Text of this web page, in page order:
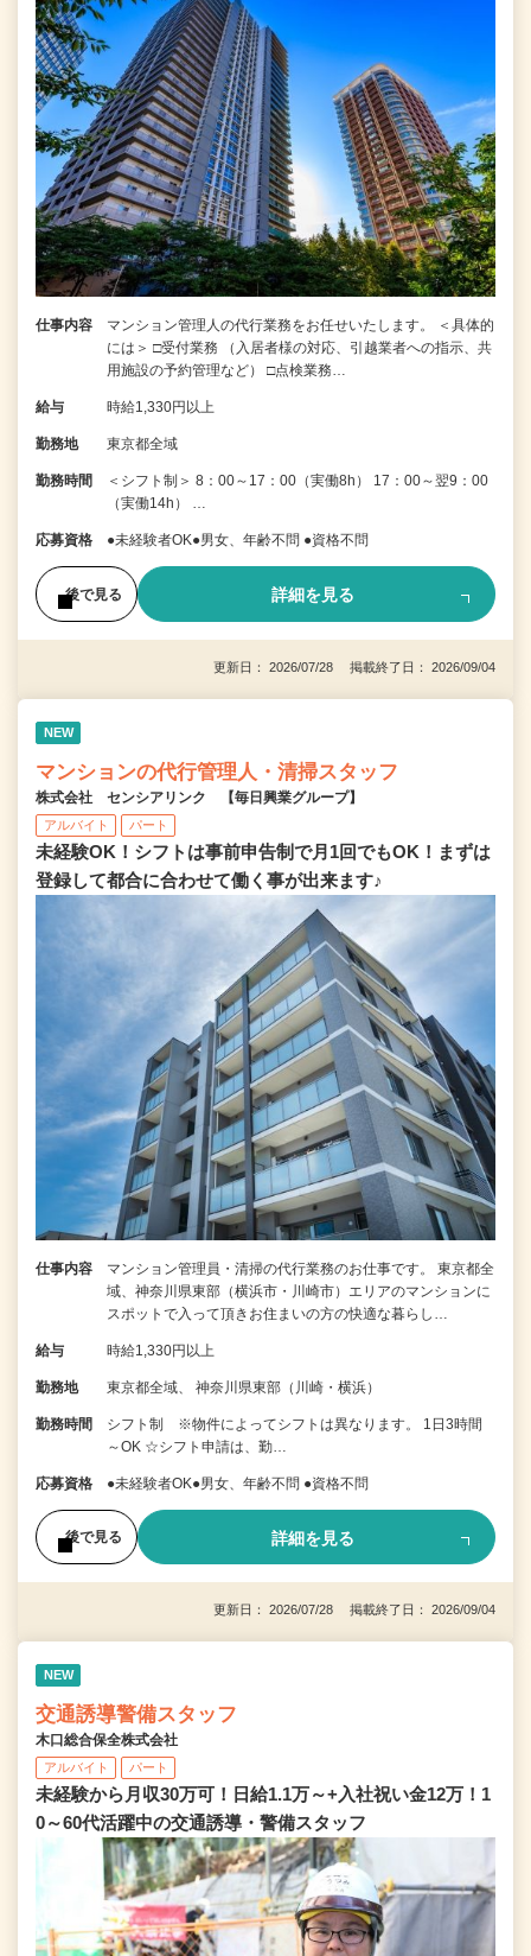
仕事内容
マンション管理人の代行業務をお任せいたします。 ＜具体的
には＞ □受付業務 （入居者様の対応、引越業者への指示、共
用施設の予約管理など） □点検業務…
給与 時給1,330円以上
勤務地 東京都全域
勤務時間
＜シフト制＞ 8：00～17：00（実働8h） 17：00～翌9：00
（実働14h） …
応募資格 ●未経験者OK●男女、年齢不問 ●資格不問
後で見る 詳細を見る
更新日： 2026/07/28 掲載終了日： 2026/09/04
NEW
マンションの代行管理人・清掃スタッフ
株式会社 センシアリンク 【毎日興業グループ】
アルバイト パート
未経験OK！シフトは事前申告制で月1回でもOK！まずは
登録して都合に合わせて働く事が出来ます♪
仕事内容
マンション管理員・清掃の代行業務のお仕事です。 東京都全
域、神奈川県東部（横浜市・川崎市）エリアのマンションに
スポットで入って頂きお住まいの方の快適な暮らし…
給与 時給1,330円以上
勤務地 東京都全域、 神奈川県東部（川崎・横浜）
勤務時間
シフト制 ※物件によってシフトは異なります。 1日3時間
～OK ☆シフト申請は、勤…
応募資格 ●未経験者OK●男女、年齢不問 ●資格不問
後で見る 詳細を見る
更新日： 2026/07/28 掲載終了日： 2026/09/04
NEW
交通誘導警備スタッフ
木口総合保全株式会社
アルバイト パート
未経験から月収30万可！日給1.1万～+入社祝い金12万！1
0～60代活躍中の交通誘導・警備スタッフ